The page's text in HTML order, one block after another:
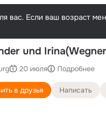
Если ваш возраст
und
20 июля Подробнее
в друзья Написать